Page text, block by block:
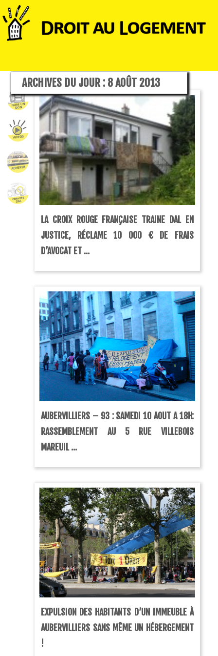
ARCHIVES DU JOUR : 8 AOÛT 2013
LA CROIX ROUGE FRANÇAISE TRAINE DAL EN
JUSTICE, RÉCLAME 10 000 € DE FRAIS
D’AVOCAT ET ...
AUBERVILLIERS – 93 : SAMEDI 10 AOUT A 18H:
RASSEMBLEMENT AU 5 RUE VILLEBOIS
MAREUIL ...
EXPULSION DES HABITANTS D’UN IMMEUBLE À
AUBERVILLIERS SANS MÊME UN HÉBERGEMENT
!